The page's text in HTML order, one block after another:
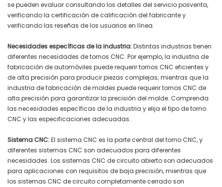
se pueden evaluar consultando los detalles del servicio posventa,
verificando la certificación de calificación del fabricante y
verificando las reseñas de los usuarios en línea.
‌Necesidades específicas de la industria‌:Distintas industrias tienen
diferentes necesidades de tornos CNC. Por ejemplo, la industria de
fabricación de automóviles puede requerir tornos CNC eficientes y
de alta precisión para producir piezas complejas; mientras que la
industria de fabricación de moldes puede requerir tornos CNC de
alta precisión para garantizar la precisión del molde. Comprenda
las necesidades específicas de la industria y elija el tipo de torno
CNC y las especificaciones adecuadas.
‌Sistema CNC‌:El sistema CNC es la parte central del torno CNC, y
diferentes sistemas CNC son adecuados para diferentes
necesidades. Los sistemas CNC de circuito abierto son adecuados
para aplicaciones con requisitos de baja precisión, mientras que
los sistemas CNC de circuito completamente cerrado son